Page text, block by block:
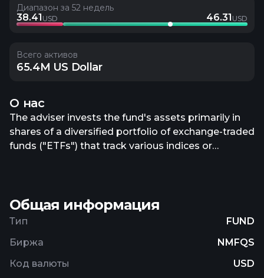
Диапазон за 52 недель
38.41 USD 46.31 USD
Всего активов
65.4M US Dollar
О нас
The adviser invests the fund's assets primarily in
shares of a diversified portfolio of exchange-traded
funds ("ETFs") that track various indices or
markets, in general, or the performance of specific
sectors (e.g., a large grouping of companies
characteristics) or market segments (e.g., large,
medium, or small capitalization domestic and/or
Общая информация
Тип
FUND
Биржа
NMFQS
Код валюты
USD